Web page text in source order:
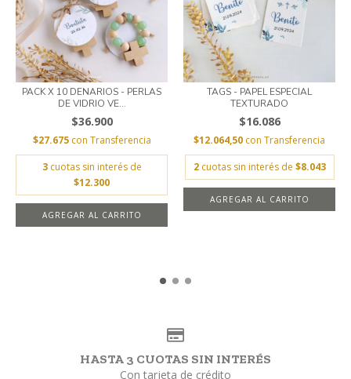
PACK X 10 DENARIOS - PERLAS
DE VIDRIO VE...
$36.900
$27.675 con Transferencia
3 cuotas sin interés de
$12.300
TAGS - PAPEL ESPECIAL
TEXTURADO
$16.086
$12.064,50 con Transferencia
2 cuotas sin interés de $8.043
AGREGAR AL CARRITO
HASTA 3 CUOTAS SIN INTERÉS
Con tarjeta de crédito